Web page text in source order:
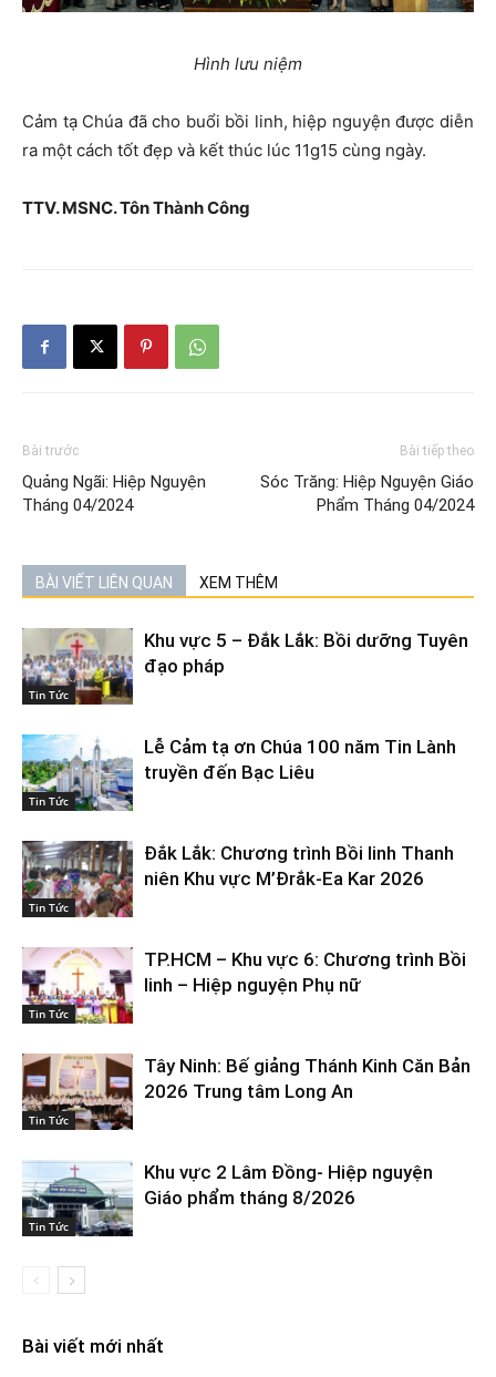
Hình lưu niệm
Cảm tạ Chúa đã cho buổi bồi linh, hiệp nguyện được diễn
ra một cách tốt đẹp và kết thúc lúc 11g15 cùng ngày.
TTV. MSNC. Tôn Thành Công
Bài trước
Quảng Ngãi: Hiệp Nguyện
Tháng 04/2024
Bài tiếp theo
Sóc Trăng: Hiệp Nguyện Giáo
Phẩm Tháng 04/2024
BÀI VIẾT LIÊN QUAN XEM THÊM
Tin Tức
Khu vực 5 – Đắk Lắk: Bồi dưỡng Tuyên
đạo pháp
Tin Tức
Lễ Cảm tạ ơn Chúa 100 năm Tin Lành
truyền đến Bạc Liêu
Tin Tức
Đắk Lắk: Chương trình Bồi linh Thanh
niên Khu vực M’Đrắk-Ea Kar 2026
Tin Tức
TP.HCM – Khu vực 6: Chương trình Bồi
linh – Hiệp nguyện Phụ nữ
Tin Tức
Tây Ninh: Bế giảng Thánh Kinh Căn Bản
2026 Trung tâm Long An
Tin Tức
Khu vực 2 Lâm Đồng- Hiệp nguyện
Giáo phẩm tháng 8/2026
Bài viết mới nhất